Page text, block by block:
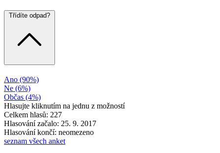
Třídíte odpad?
Ano (90%)
Ne (6%)
Občas (4%)
Hlasujte kliknutím na jednu z možností
Celkem hlasů: 227
Hlasování začalo: 25. 9. 2017
Hlasování končí: neomezeno
seznam všech anket